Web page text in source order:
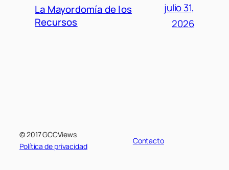
La Mayordomía de los
Recursos
julio 31,
2026
© 2017 GCCViews
Política de privacidad
Contacto